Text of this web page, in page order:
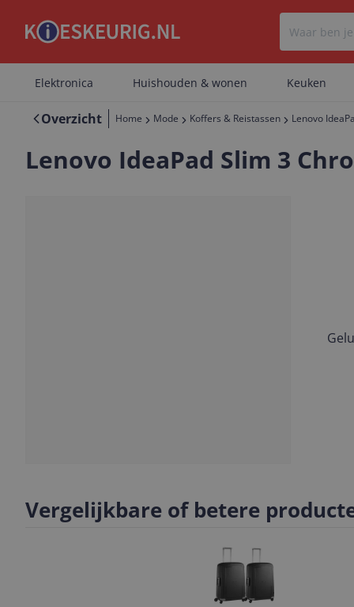
Elektronica Huishouden & wonen Keuken
Overzicht Home Mode Koffers & Reistassen Lenovo
Lenovo IdeaPad Slim 3
Vergelijkbare of betere